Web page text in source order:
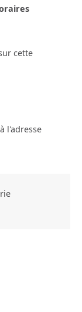
cette
l'adresse